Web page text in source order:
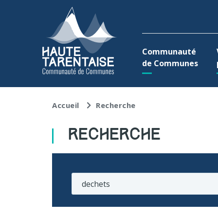
Communauté
de Communes
Accueil Recherche
RECHERCHE